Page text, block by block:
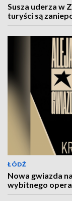
Susza uderza w
turyści są
ŁÓDŹ
Nowa gwiazda
wybitnego